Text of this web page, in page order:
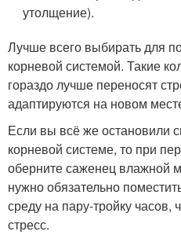
утолщение).
Лучше всего выбирать для
корневой системой. Такие
гораздо лучше переносят
адаптируются на новом
Если вы всё же остановили
корневой системе, то при
оберните саженец влажной
нужно обязательно
среду на пару-тройку
стресс.